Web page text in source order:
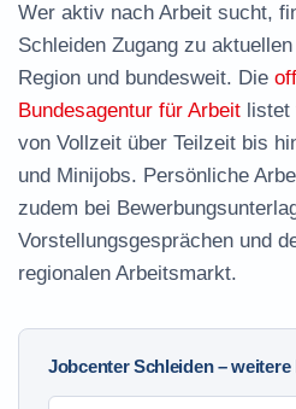
Wer aktiv nach Arbeit sucht,
Schleiden Zugang zu
Region und bundesweit. Die
Bundesagentur für Arbeit listet
von Vollzeit über Teilzeit bis
und Minijobs. Persönliche
zudem bei
Vorstellungsgesprächen und
regionalen Arbeitsmarkt.
Jobcenter Schleiden –